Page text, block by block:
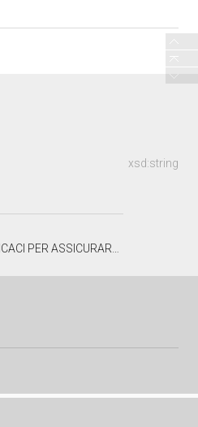
xsd:string
LO SVOLGIMENTO